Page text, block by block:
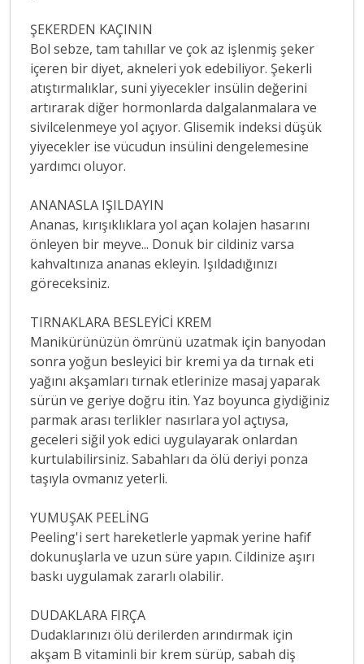
ŞEKERDEN KAÇININ
Bol sebze, tam tahıllar ve çok az işlenmiş şeker
içeren bir diyet, akneleri yok edebiliyor. Şekerli
atıştırmalıklar, suni yiyecekler insülin değerini
artırarak diğer hormonlarda dalgalanmalara ve
sivilcelenmeye yol açıyor. Glisemik indeksi düşük
yiyecekler ise vücudun insülini dengelemesine
yardımcı oluyor.
ANANASLA IŞILDAYIN
Ananas, kırışıklıklara yol açan kolajen hasarını
önleyen bir meyve... Donuk bir cildiniz varsa
kahvaltınıza ananas ekleyin. Işıldadığınızı
göreceksiniz.
TIRNAKLARA BESLEYİCİ KREM
Manikürünüzün ömrünü uzatmak için banyodan
sonra yoğun besleyici bir kremi ya da tırnak eti
yağını akşamları tırnak etlerinize masaj yaparak
sürün ve geriye doğru itin. Yaz boyunca giydiğiniz
parmak arası terlikler nasırlara yol açtıysa,
geceleri siğil yok edici uygulayarak onlardan
kurtulabilirsiniz. Sabahları da ölü deriyi ponza
taşıyla ovmanız yeterli.
YUMUŞAK PEELİNG
Peeling'i sert hareketlerle yapmak yerine hafif
dokunuşlarla ve uzun süre yapın. Cildinize aşırı
baskı uygulamak zararlı olabilir.
DUDAKLARA FIRÇA
Dudaklarınızı ölü derilerden arındırmak için
akşam B vitaminli bir krem sürüp, sabah diş